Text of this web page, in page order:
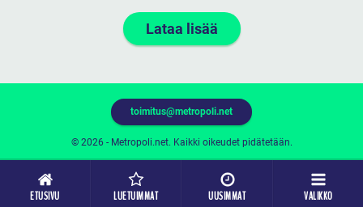
ETUSIVU LUETUIMMAT UUSIMMAT VALIKKO
Lataa lisää
© 2026 - Metropoli.net. Kaikki oikeudet pidätetään.
toimitus@metropoli.net